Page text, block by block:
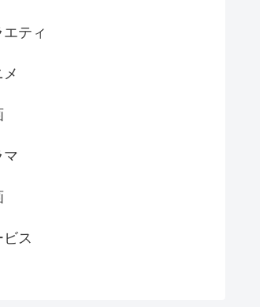
ティ
マ
ス